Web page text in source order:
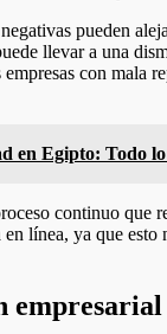
pueden
llevar a una
empresas con mala
en Egipto: Todo lo
continuo que
línea, ya que